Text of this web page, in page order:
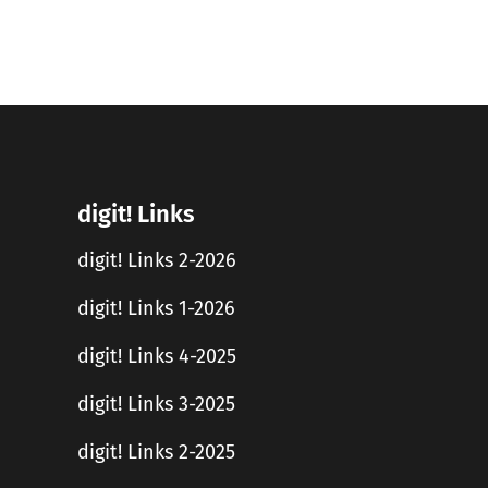
digit! Links
digit! Links 2-2026
digit! Links 1-2026
digit! Links 4-2025
digit! Links 3-2025
digit! Links 2-2025